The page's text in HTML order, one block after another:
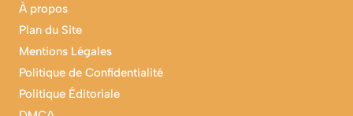
À propos
Plan du Site
Mentions Légales
Politique de Confidentialité
Politique Éditoriale